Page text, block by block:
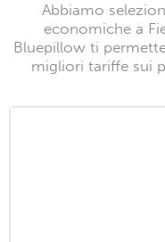
Abbiamo
economiche a
Bluepillow ti
migliori tariffe sui